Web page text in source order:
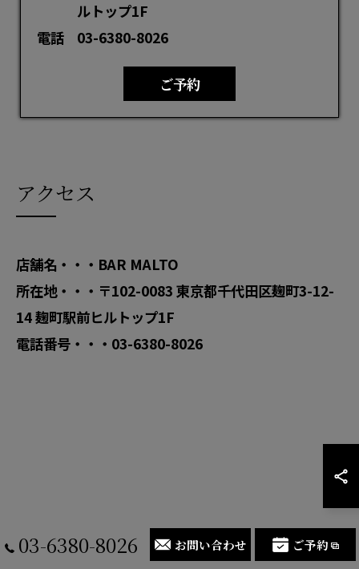
ルトップ1F
電話
03-6380-8026
ご予約
アクセス
店舗名・・・BAR MALTO
所在地・・・〒102-0083 東京都千代田区麹町3-12-
14 麹町駅前ヒルトップ1F
電話番号・・・03-6380-8026
03-6380-8026 お問い合わせ ご予約